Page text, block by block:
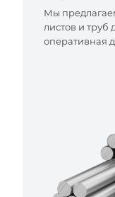
Мы
листов и труб
оперативная